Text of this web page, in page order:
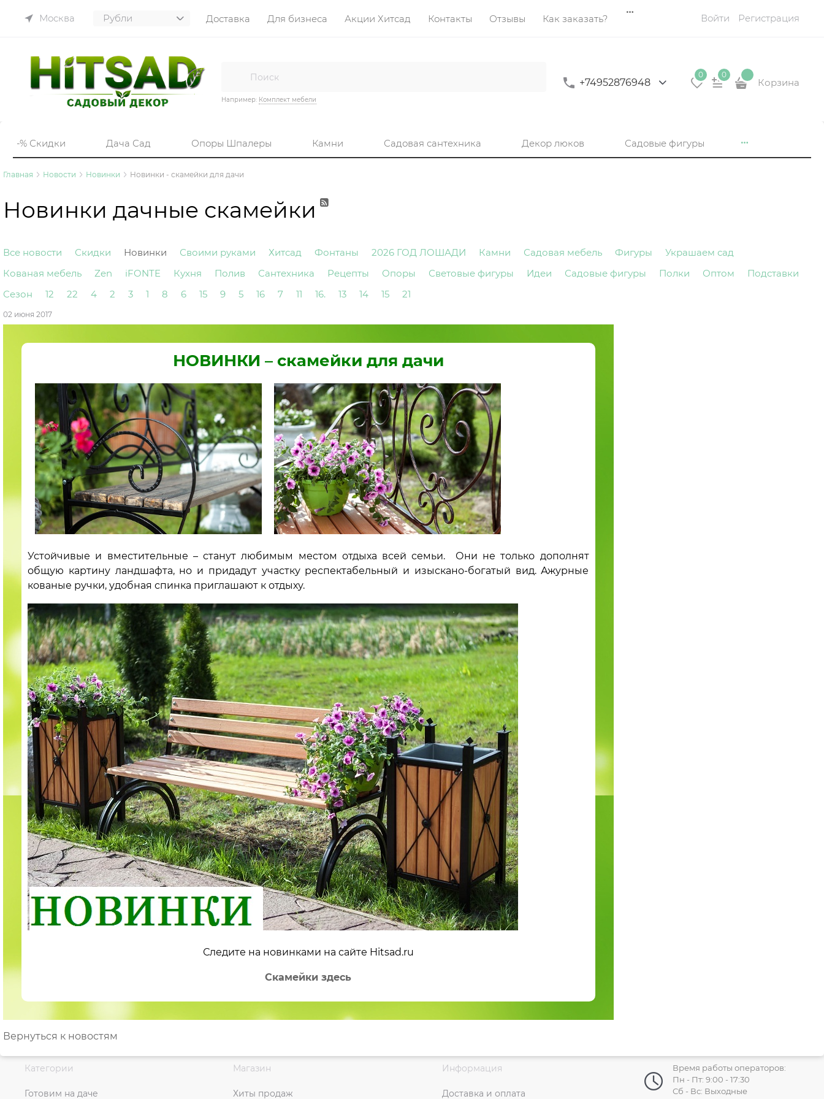
Москва Доставка Для бизнеса Акции Хитсад Контакты Отзывы Как заказать? Войти Регистрация
Например: Комплект мебели
+74952876948
0 0
Корзина
-% Скидки Дача Сад Опоры Шпалеры Камни Садовая сантехника Декор люков Садовые фигуры
Главная Новости Новинки Новинки - скамейки для дачи
Новинки дачные скамейки
Все новости Скидки Новинки Своими руками Хитсад Фонтаны 2026 ГОД ЛОШАДИ Камни Садовая мебель Фигуры
Украшаем сад
Кованая мебель
Zen iFONTE Кухня Полив Сантехника Рецепты Опоры Световые фигуры Идеи Садовые фигуры Полки Оптом
Подставки
Сезон
12 22 4 2 3 1 8 6 15 9 5 16 7 11 16. 13 14 15 21
02 июня 2017
НОВИНКИ – скамейки для дачи
Устойчивые и вместительные – станут любимым местом отдыха всей семьи. Они не только дополнят
общую картину ландшафта, но и придадут участку респектабельный и изыскано-богатый вид. Ажурные
кованые ручки, удобная спинка приглашают к отдыху.
Следите на новинками на сайте Hitsad.ru
Скамейки здесь
Вернуться к новостям
Категории
Готовим на даче
Магазин
Хиты продаж
Информация
Доставка и оплата
Время работы операторов:
Пн - Пт: 9:00 - 17:30
Сб - Вс: Выходные